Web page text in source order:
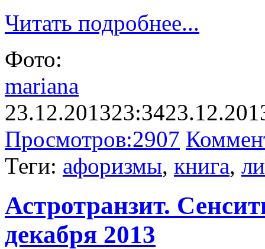
Читать подробнее...
Фото:
mariana
23.12.201323:34
Просмотров:2907
Теги: афоризмы, книга,
Астротранзит.
декабря 2013